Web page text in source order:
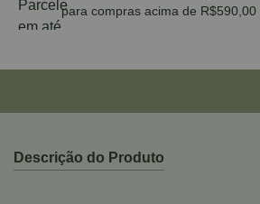
para compras acima de R$590,00
Descrição do Produto